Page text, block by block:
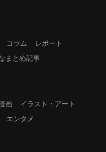
コラム
レポート
まとめ記事
画
イラスト・アート
エンタメ